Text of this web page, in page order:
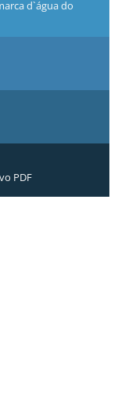
d`água do
PDF